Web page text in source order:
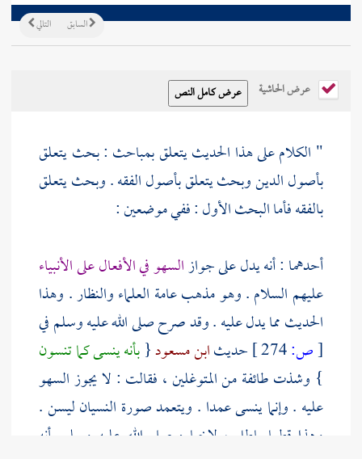
التالي السابق
عرض الحاشية
" الكلام على هذا الحديث يتعلق بمباحث : بحث يتعلق
بأصول الدين وبحث يتعلق بأصول الفقه . وبحث يتعلق
بالفقه فأما البحث الأول : ففي موضعين :
أحدهما : أنه يدل على جوازالسهو في الأفعال على الأنبياء
عليهم السلام . وهو مذهب عامة العلماء والنظار . وهذا
الحديث مما يدل عليه . وقد صرح صلى الله عليه وسلم في
[ص: حديثابن مسعود{بأنه ينسى كما تنسون
} وشذت طائفة من المتوغلين ، فقالت : لا يجوز السهو
عليه . وإنما ينسى عمدا . ويتعمد صورة النسيان ليسن .
وهذا قطعا باطل ، لإخباره صلى الله عليه وسلم بأنه